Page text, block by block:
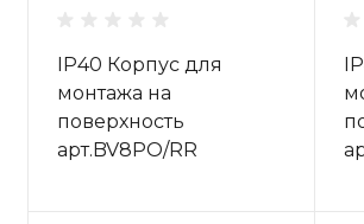
IP40 Корпус для
монтажа на
поверхность
арт.BV8PO/RR